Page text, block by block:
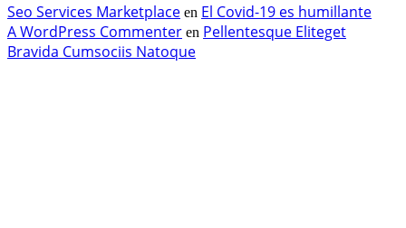
Seo Services Marketplace en El Covid-19 es humillante
A WordPress Commenter en Pellentesque Eliteget
Bravida Cumsociis Natoque